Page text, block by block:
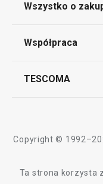
Bony podarunkowe
Wszystko o
Dostawa i sposoby
Współpraca
TESCOMA
Graficzne
Polityka prywatności
Copyright ©
Ta strona korzysta